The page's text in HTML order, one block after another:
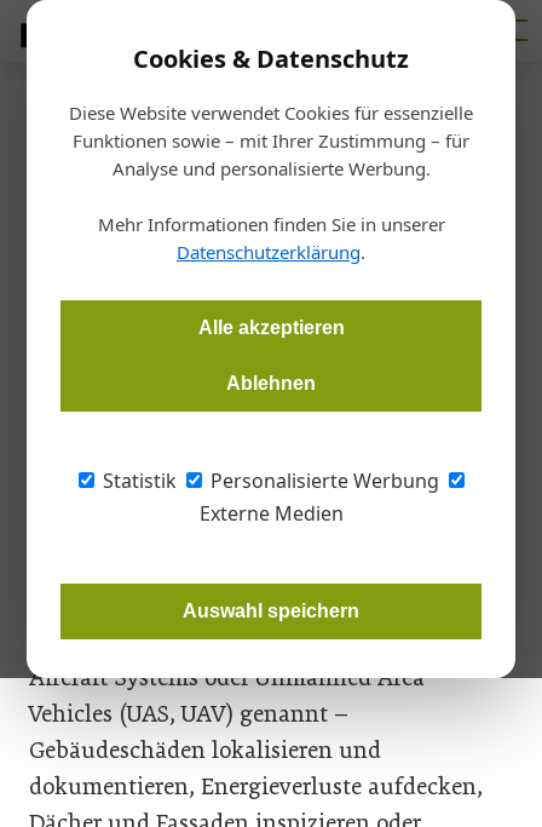
Cookies & Datenschutz
Diese Website verwendet Cookies für essenzielle
Funktionen sowie – mit Ihrer Zustimmung – für
Analyse und personalisierte Werbung.
Mehr Informationen finden Sie in unserer
Datenschutzerklärung.
Alle akzeptieren
Ablehnen
Statistik
Personalisierte Werbung
Externe Medien
Auswahl speichern
Startseite /Markt
Marktübersicht
Bau-Drohnen: Das fliegende
Auge
Drohnen für die Inspektion oder das Aufmaß von Dächern,
Worauf sollte man beim Kauf und Einsatz achten? Wann sind
Dienstleister*innen sinnvoller?
ausgestattet, können ferngesteuerte
Flugdrohnen – auch Multicopter, Unmanned
Aircraft Systems oder Unmanned Area
Vehicles (UAS, UAV) genannt –
Gebäudeschäden lokalisieren und
dokumentieren, Energieverluste aufdecken,